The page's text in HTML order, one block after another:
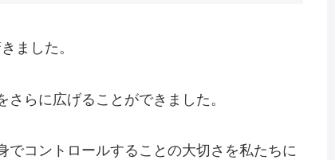
ました。
らに広げることができました。
コントロールすることの大切さを私たちに